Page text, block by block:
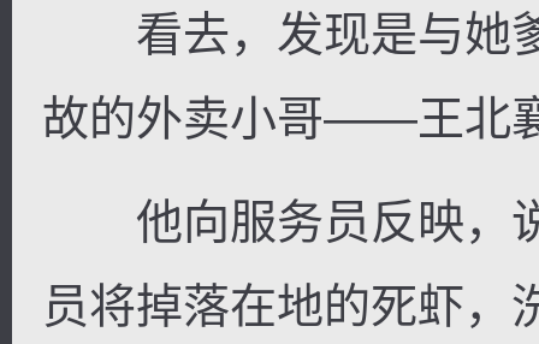
看去，发现是与她
故的外卖小哥——王北
他向服务员反映，
员将掉落在地的死虾，